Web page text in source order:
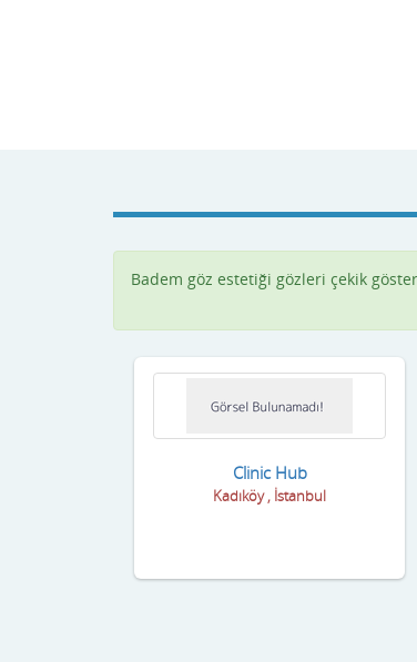
Badem göz estetiği gözleri çekik
Clinic Hub
Kadıköy , İstanbul